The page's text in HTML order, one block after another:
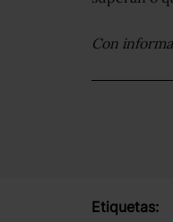
Con
Etiquetas: